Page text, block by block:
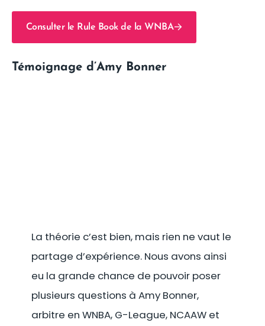
Consulter le Rule Book de la WNBA
Témoignage d’Amy Bonner
La théorie c’est bien, mais rien ne vaut le
partage d’expérience. Nous avons ainsi
eu la grande chance de pouvoir poser
plusieurs questions à Amy Bonner,
arbitre en WNBA, G-League, NCAAW et